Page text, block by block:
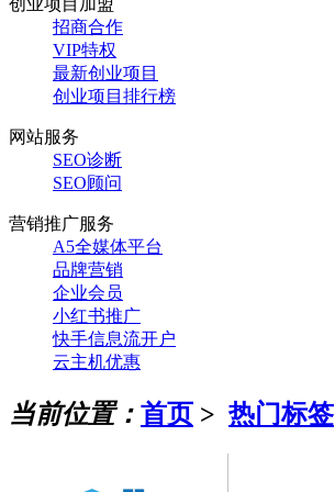
创业项目加盟
招商合作
VIP特权
最新创业项目
创业项目排行榜
网站服务
SEO诊断
SEO顾问
营销推广服务
A5全媒体平台
品牌营销
企业会员
小红书推广
快手信息流开户
云主机优惠
当前位置： 首页 > 热门标签